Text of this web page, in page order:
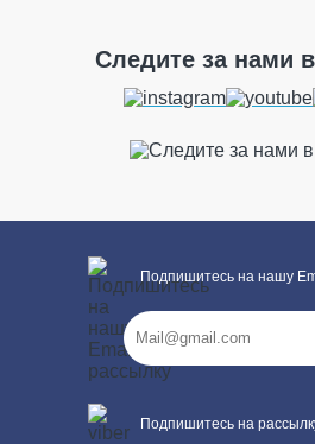
Следите за нами
Подпишитесь на нашу
Подпишитесь на